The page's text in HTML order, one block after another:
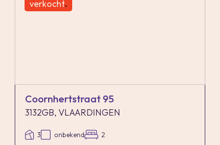
verkocht.
Coornhertstraat 95
3132GB, VLAARDINGEN
3 onbekend 2